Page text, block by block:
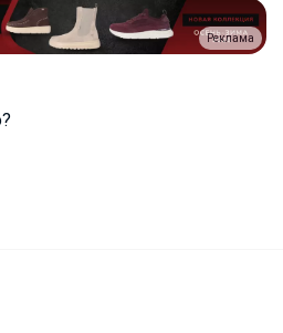
Реклама